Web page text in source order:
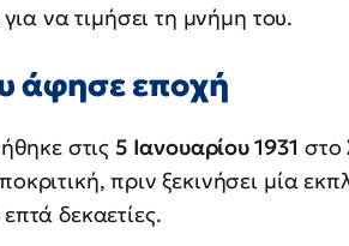
να τιμήσει τη μνήμη του.
άφησε εποχή
στις 5 Ιανουαρίου 1931 στο
πριν ξεκινήσει μία
δεκαετίες.